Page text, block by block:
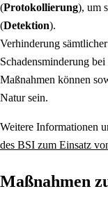
(Protokollierung), um
(Detektion).
Verhinderung
Schadensminderung
Maßnahmen können
Natur sein.
Weitere Informationen
des BSI zum Einsatz
Maßnahmen